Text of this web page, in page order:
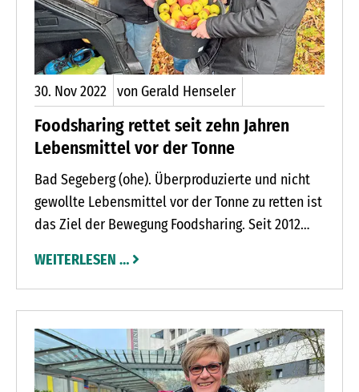
30. Nov2022 von Gerald Henseler
Foodsharing rettet seit zehn Jahren
Lebensmittel vor der Tonne
Bad Segeberg (ohe). Überproduzierte und nicht
gewollte Lebensmittel vor der Tonne zu retten ist
das Ziel der Bewegung Foodsharing. Seit 2012
ehrenamtlich gegen eine Verschwendung von
Lebensmitteln ein. Am 12. Dezember feiert
Foodsharing seinen zehnten Geburtstag in
Deutschland. In der Region Bad Segeberg/
Wahlstedt und nähere Umgebung gehören Kristin
Schmerse, Verena Müller und Silke Warnsholdt zu
WEITERLESEN …